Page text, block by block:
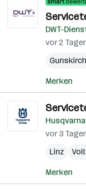
DWT-
vor 2
Merken
vor 3
Linz
Merken